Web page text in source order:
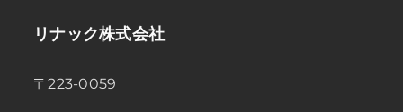
リナック株式会社
〒223-0059